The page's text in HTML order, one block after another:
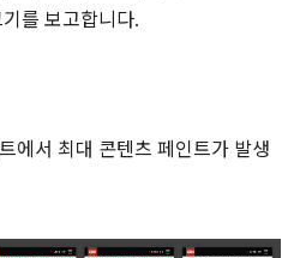
를 보고합니다.
에서 최대 콘텐츠 페인트가 발생